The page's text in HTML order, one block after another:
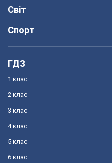
Світ
Спорт
ГДЗ
1 клас
2 клас
3 клас
4 клас
5 клас
6 клас